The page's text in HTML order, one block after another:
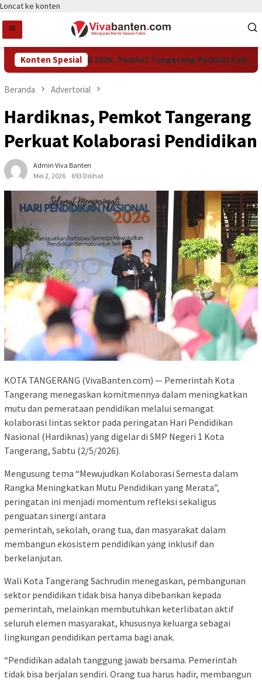
Loncat ke konten
Konten Spesial
LPM Award 2026, Pemkot Tangerang Perkuat Kolaborasi
Beranda Advertorial
Hardiknas, Pemkot Tangerang
Perkuat Kolaborasi Pendidikan
Admin Viva Banten
Mei 2, 2026
693 Dilihat
KOTA TANGERANG (VivaBanten.com) — Pemerintah Kota
Tangerang menegaskan komitmennya dalam meningkatkan
mutu dan pemerataan pendidikan melalui semangat
kolaborasi lintas sektor pada peringatan Hari Pendidikan
Nasional (Hardiknas) yang digelar di SMP Negeri 1 Kota
Tangerang, Sabtu (2/5/2026).
Mengusung tema “Mewujudkan Kolaborasi Semesta dalam
Rangka Meningkatkan Mutu Pendidikan yang Merata”,
peringatan ini menjadi momentum refleksi sekaligus
penguatan sinergi antara
pemerintah, sekolah, orang tua, dan masyarakat dalam
membangun ekosistem pendidikan yang inklusif dan
berkelanjutan.
Wali Kota Tangerang Sachrudin menegaskan, pembangunan
sektor pendidikan tidak bisa hanya dibebankan kepada
pemerintah, melainkan membutuhkan keterlibatan aktif
seluruh elemen masyarakat, khususnya keluarga sebagai
lingkungan pendidikan pertama bagi anak.
“Pendidikan adalah tanggung jawab bersama. Pemerintah
tidak bisa berjalan sendiri. Orang tua harus hadir, membangun